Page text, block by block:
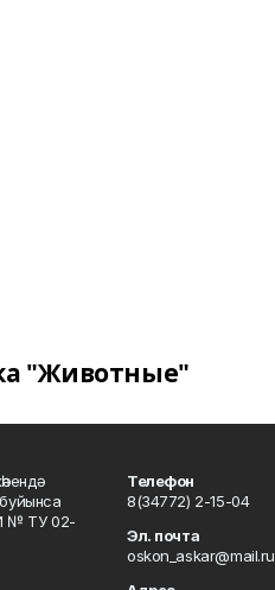
"Животные"
№ ТУ 02-
Телефон
8(34772) 2-15-04
Эл. почта
oskon_askar@mail.ru